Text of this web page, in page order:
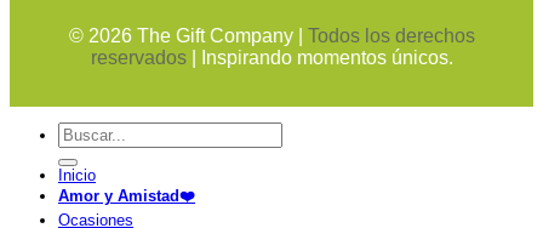
© 2026The Gift Company | Todos los derechos
reservados
| Inspirando momentos únicos.
Buscar
por:
Inicio
Amor y Amistad❤️
Ocasiones